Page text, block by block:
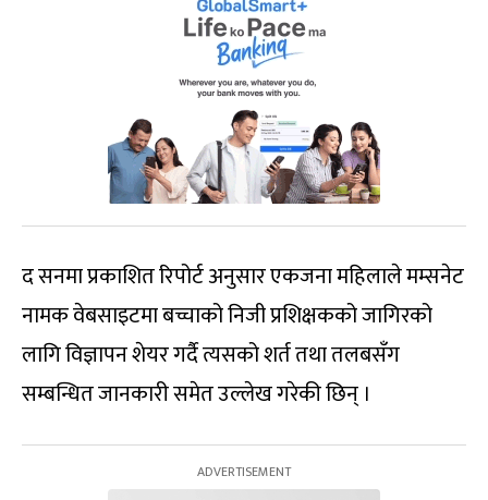
द सनमा प्रकाशित रिपोर्ट अनुसार एकजना महिलाले मम्सनेट
नामक वेबसाइटमा बच्चाको निजी प्रशिक्षकको जागिरको
लागि विज्ञापन शेयर गर्दै त्यसको शर्त तथा तलबसँग
सम्बन्धित जानकारी समेत उल्लेख गरेकी छिन् ।